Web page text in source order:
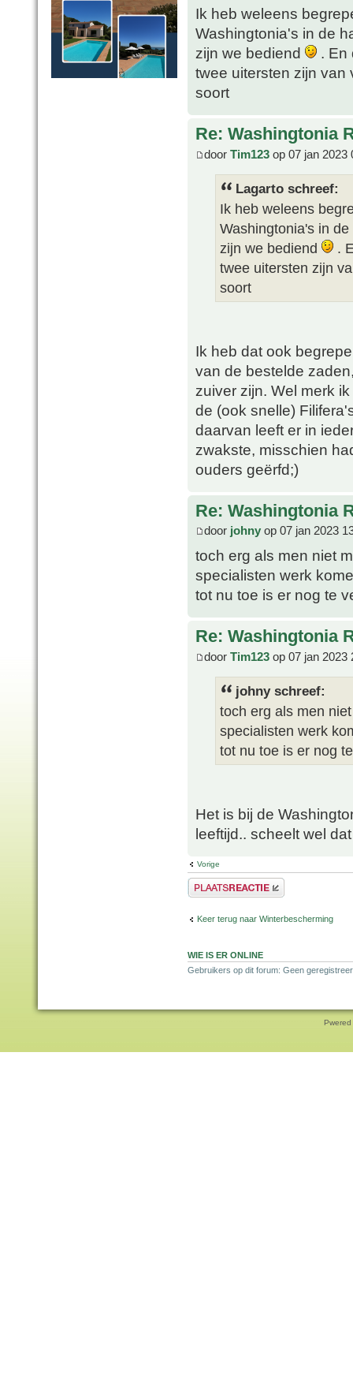
Ik heb weleens
Washingtonia's in de
zijn we bediend
. En
twee uitersten zijn
soort
Re: Washingtonia
door Tim123 op 07 jan 2023
Lagarto schreef:
Ik heb weleens
Washingtonia's in
zijn we bediend
.
twee uitersten zijn
soort
Ik heb dat ook
van de bestelde
zuiver zijn. Wel merk
de (ook snelle)
daarvan leeft er in
zwakste, misschien
ouders geërfd;)
Re: Washingtonia
door johny op 07 jan 2023
toch erg als men niet
specialisten werk
tot nu toe is er nog te
Re: Washingtonia
door Tim123 op 07 jan 2023
johny schreef:
toch erg als men
specialisten werk
tot nu toe is er nog
Het is bij de
leeftijd.. scheelt wel
Vorige
Plaats een reactie
Keer terug naar Winterbescherming
WIE IS ER ONLINE
Gebruikers op dit forum: Geen